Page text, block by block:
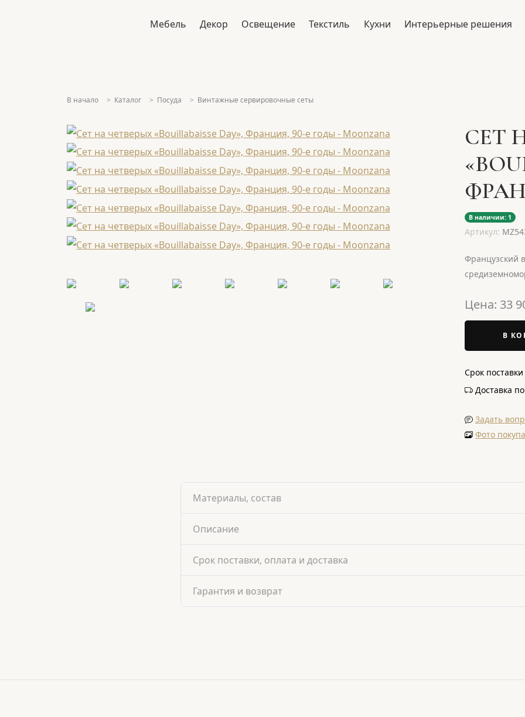
Мебель Декор Освещение Текстиль Кухни Интерьерные решения
В начало Каталог Посуда Винтажные сервировочные сеты
СЕТ
В наличии: 1
Артикул:
Французский
Цена: 33
В
Срок поставки
Доставка по
Задать
Фото
Материалы, состав
Описание
Срок поставки, оплата и доставка
Гарантия и возврат